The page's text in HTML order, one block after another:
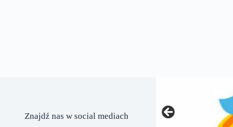
Znajdź nas w social mediach